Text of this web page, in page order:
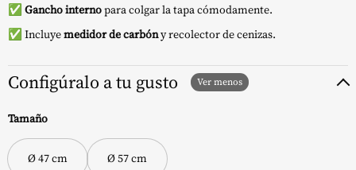
✅ Gancho internopara colgar la tapa cómodamente.
✅ Incluyemedidor de carbóny recolector de cenizas.
Configúralo a tu gusto
Tamaño
Ø 47 cm Ø 57 cm